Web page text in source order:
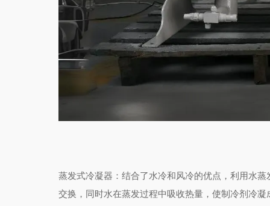
蒸发式冷凝器 ：结合了水冷和风冷的优点，利用水
交换，同时水在蒸发过程中吸收热量，使制冷剂冷